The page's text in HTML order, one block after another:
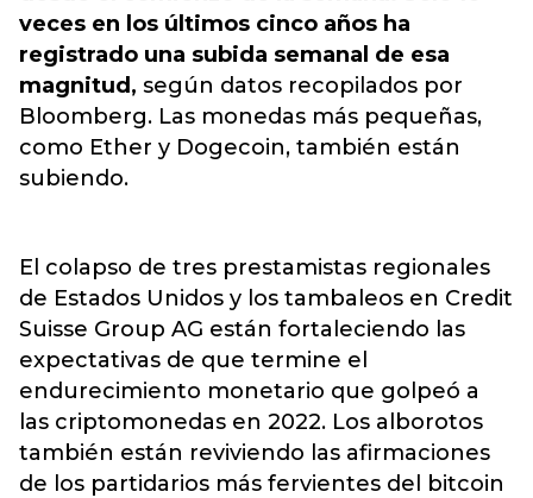
veces en los últimos cinco años ha
registrado una subida semanal de esa
magnitud, según datos recopilados por
Bloomberg. Las monedas más pequeñas,
como Ether y Dogecoin, también están
subiendo.
El colapso de tres prestamistas regionales
de Estados Unidos y los tambaleos en Credit
Suisse Group AG están fortaleciendo las
expectativas de que termine el
endurecimiento monetario que golpeó a
las criptomonedas en 2022. Los alborotos
también están reviviendo las afirmaciones
de los partidarios más fervientes del bitcoin